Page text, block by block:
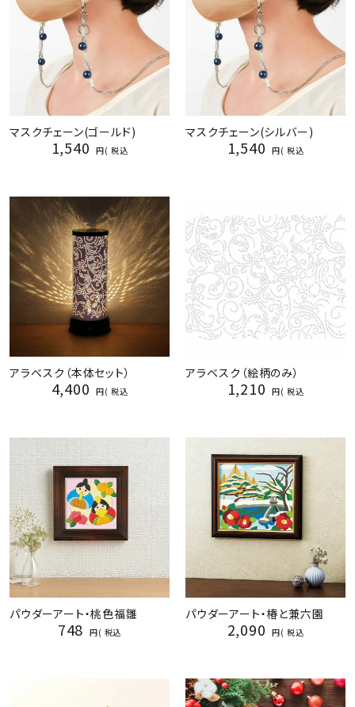
マスクチェーン(ゴールド)
1,540 税込
マスクチェーン(シルバー)
1,540 税込
アラベスク（本体セット）
4,400 税込
アラベスク（絵柄のみ）
1,210 税込
パウダーアート・桃色福雛
748 税込
パウダーアート・椿と兼六園
2,090 税込